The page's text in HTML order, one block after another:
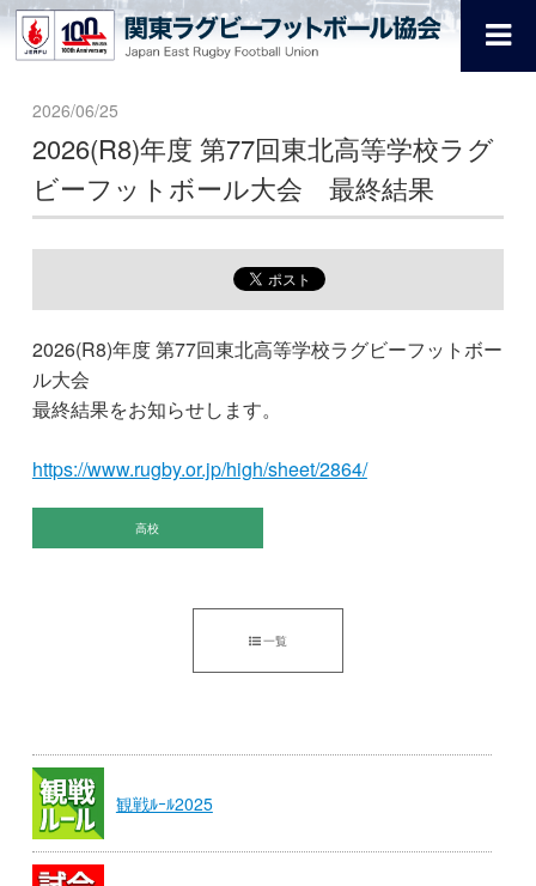
2026/06/25
2026(R8)年度 第77回東北高等学校ラグ
ビーフットボール大会 最終結果
2026(R8)年度 第77回東北高等学校ラグビーフットボー
ル大会
最終結果をお知らせします。
https://www.rugby.or.jp/high/sheet/2864/
高校
一覧
観戦ﾙｰﾙ2025